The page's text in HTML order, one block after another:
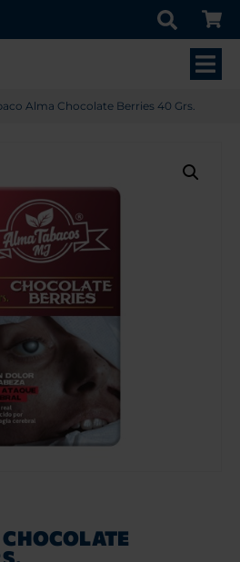
Alma Chocolate Berries 40 Grs.